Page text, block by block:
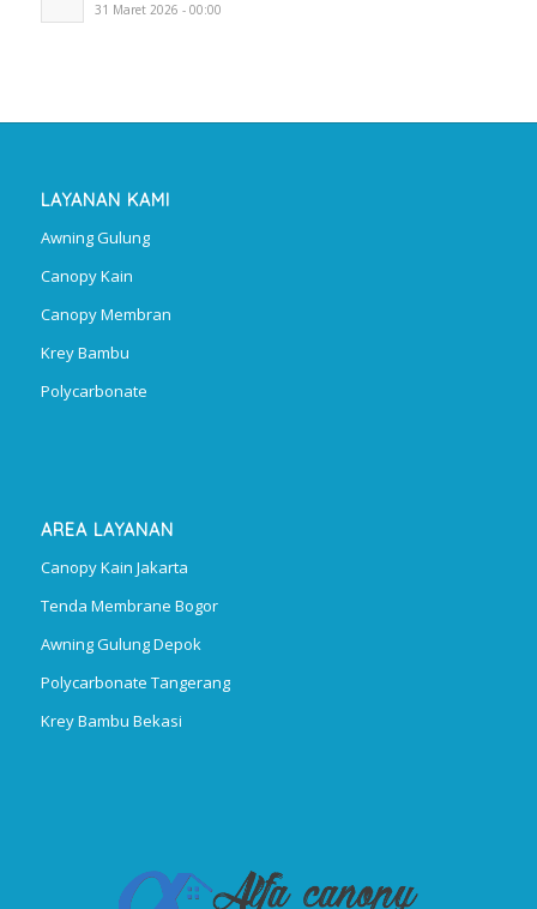
31 Maret 2026 - 00:00
LAYANAN KAMI
Awning Gulung
Canopy Kain
Canopy Membran
Krey Bambu
Polycarbonate
AREA LAYANAN
Canopy Kain Jakarta
Tenda Membrane Bogor
Awning Gulung Depok
Polycarbonate Tangerang
Krey Bambu Bekasi